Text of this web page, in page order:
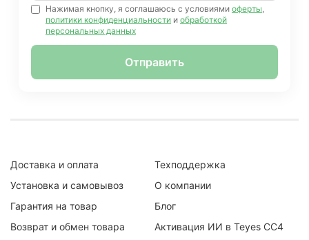
Нажимая кнопку, я соглашаюсь с условиями оферты
политики конфиденциальности и обработкой
персональных данных
Отправить
Доставка и оплата
Установка и самовывоз
Гарантия на товар
Возврат и обмен товара
Техподдержка
О компании
Блог
Активация ИИ в Teyes CC4